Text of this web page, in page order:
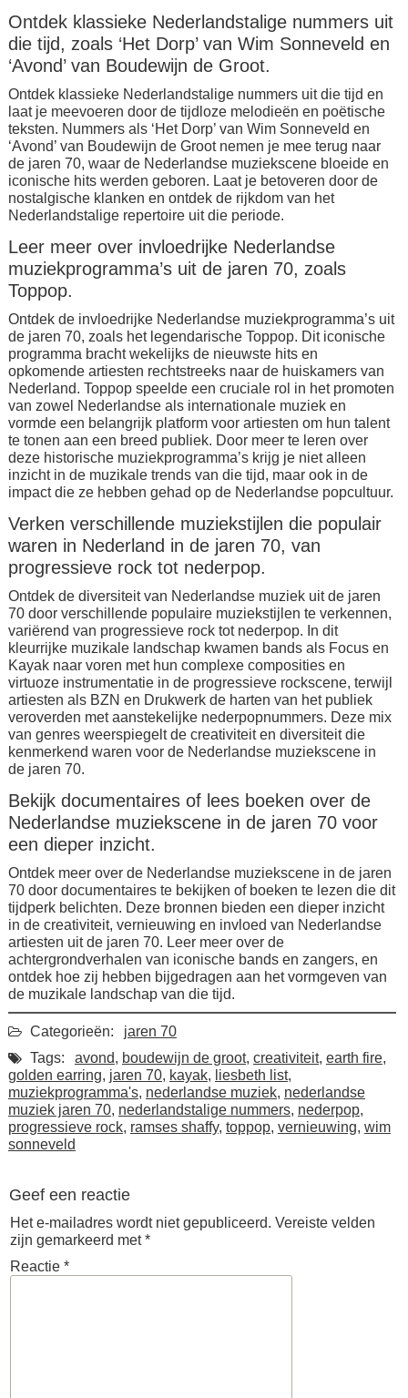
Ontdek klassieke Nederlandstalige nummers uit
die tijd, zoals ‘Het Dorp’ van Wim Sonneveld en
‘Avond’ van Boudewijn de Groot.
Ontdek klassieke Nederlandstalige nummers uit die tijd en
laat je meevoeren door de tijdloze melodieën en poëtische
teksten. Nummers als ‘Het Dorp’ van Wim Sonneveld en
‘Avond’ van Boudewijn de Groot nemen je mee terug naar
de jaren 70, waar de Nederlandse muziekscene bloeide en
iconische hits werden geboren. Laat je betoveren door de
nostalgische klanken en ontdek de rijkdom van het
Nederlandstalige repertoire uit die periode.
Leer meer over invloedrijke Nederlandse
muziekprogramma’s uit de jaren 70, zoals
Toppop.
Ontdek de invloedrijke Nederlandse muziekprogramma’s uit
de jaren 70, zoals het legendarische Toppop. Dit iconische
programma bracht wekelijks de nieuwste hits en
opkomende artiesten rechtstreeks naar de huiskamers van
Nederland. Toppop speelde een cruciale rol in het promoten
van zowel Nederlandse als internationale muziek en
vormde een belangrijk platform voor artiesten om hun talent
te tonen aan een breed publiek. Door meer te leren over
deze historische muziekprogramma’s krijg je niet alleen
inzicht in de muzikale trends van die tijd, maar ook in de
impact die ze hebben gehad op de Nederlandse popcultuur.
Verken verschillende muziekstijlen die populair
waren in Nederland in de jaren 70, van
progressieve rock tot nederpop.
Ontdek de diversiteit van Nederlandse muziek uit de jaren
70 door verschillende populaire muziekstijlen te verkennen,
variërend van progressieve rock tot nederpop. In dit
kleurrijke muzikale landschap kwamen bands als Focus en
Kayak naar voren met hun complexe composities en
virtuoze instrumentatie in de progressieve rockscene, terwijl
artiesten als BZN en Drukwerk de harten van het publiek
veroverden met aanstekelijke nederpopnummers. Deze mix
van genres weerspiegelt de creativiteit en diversiteit die
kenmerkend waren voor de Nederlandse muziekscene in
de jaren 70.
Bekijk documentaires of lees boeken over de
Nederlandse muziekscene in de jaren 70 voor
een dieper inzicht.
Ontdek meer over de Nederlandse muziekscene in de jaren
70 door documentaires te bekijken of boeken te lezen die dit
tijdperk belichten. Deze bronnen bieden een dieper inzicht
in de creativiteit, vernieuwing en invloed van Nederlandse
artiesten uit de jaren 70. Leer meer over de
achtergrondverhalen van iconische bands en zangers, en
ontdek hoe zij hebben bijgedragen aan het vormgeven van
de muzikale landschap van die tijd.
Categorieën:
jaren 70
Tags:
avond, boudewijn de groot, creativiteit, earth fire,
golden earring, jaren 70, kayak, liesbeth list,
muziekprogramma's, nederlandse muziek, nederlandse
muziek jaren 70, nederlandstalige nummers, nederpop,
progressieve rock, ramses shaffy, toppop, vernieuwing, wim
sonneveld
Geef een reactie
Het e-mailadres wordt niet gepubliceerd. Vereiste velden
zijn gemarkeerd met*
Reactie *